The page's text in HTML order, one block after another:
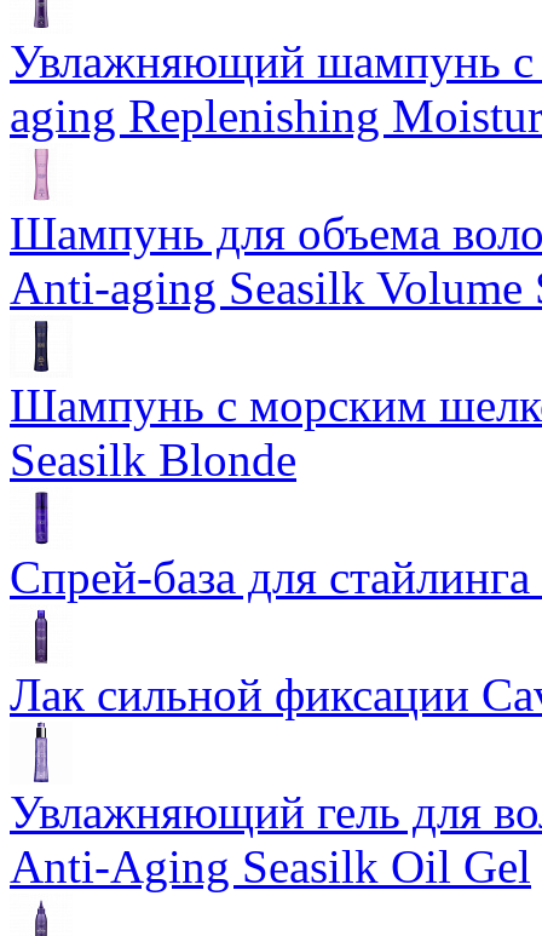
Увлажняющий шампунь
aging Replenishing
Шампунь для объема
Anti-aging Seasilk Volume
Шампунь с морским
Seasilk Blonde
Спрей-база для
Лак сильной фиксации
Увлажняющий гель для
Anti-Aging Seasilk Oil Gel